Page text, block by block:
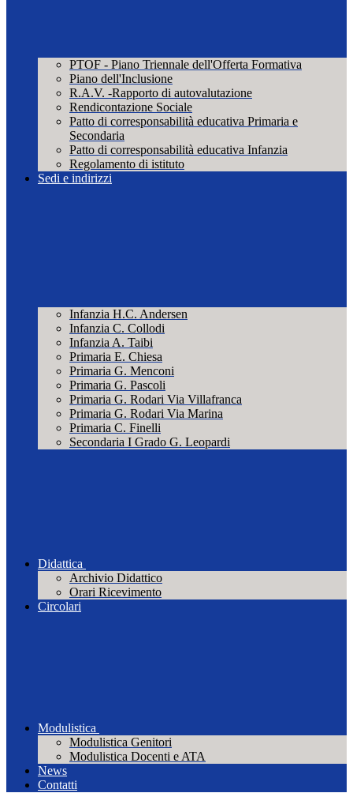
PTOF - Piano Triennale dell'Offerta Formativa
Piano dell'Inclusione
R.A.V. -Rapporto di autovalutazione
Rendicontazione Sociale
Patto di corresponsabilità educativa Primaria e
Secondaria
Patto di corresponsabilità educativa Infanzia
Regolamento di istituto
Sedi e indirizzi
Infanzia H.C. Andersen
Infanzia C. Collodi
Infanzia A. Taibi
Primaria E. Chiesa
Primaria G. Menconi
Primaria G. Pascoli
Primaria G. Rodari Via Villafranca
Primaria G. Rodari Via Marina
Primaria C. Finelli
Secondaria I Grado G. Leopardi
Didattica
Archivio Didattico
Orari Ricevimento
Circolari
Modulistica
Modulistica Genitori
Modulistica Docenti e ATA
News
Contatti